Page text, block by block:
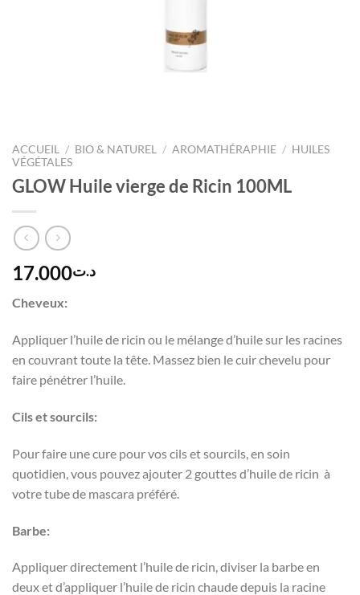
ACCUEIL / BIO & NATUREL / AROMATHÉRAPHIE / HUILES
VÉGÉTALES
GLOW Huile vierge de Ricin 100ML
د.ت17.000
Cheveux:
Appliquer l’huile de ricin ou le mélange d’huile sur les racines
en couvrant toute la tête. Massez bien le cuir chevelu pour
faire pénétrer l’huile.
Cils et sourcils:
Pour faire une cure pour vos cils et sourcils, en soin
quotidien, vous pouvez ajouter 2 gouttes d’huile de ricin à
votre tube de mascara préféré.
Barbe:
Appliquer directement l’huile de ricin, diviser la barbe en
deux et d’appliquer l’huile de ricin chaude depuis la racine